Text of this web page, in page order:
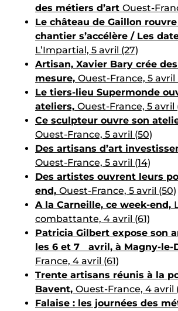
des métiers d’art Ouest-
Le château de Gaillon
chantier s’accélère / Les
L’Impartial, 5 avril (27)
Artisan, Xavier Bary crée
mesure, Ouest-France, 5 avril
Le tiers-lieu Supermonde
ateliers, Ouest-France, 5 avril
Ce sculpteur ouvre son
Ouest-France, 5 avril (50)
Des artisans d’art
Ouest-France, 5 avril (14)
Des artistes ouvrent leurs
end, Ouest-France, 5 avril (50)
A la Carneille, ce week-end,
combattante, 4 avril (61)
Patricia Gilbert expose son
les 6 et 7 avril, à Magny-le-
France, 4 avril (61)
Trente artisans réunis à la
Bavent, Ouest-France, 4 avril
Falaise : les journées des